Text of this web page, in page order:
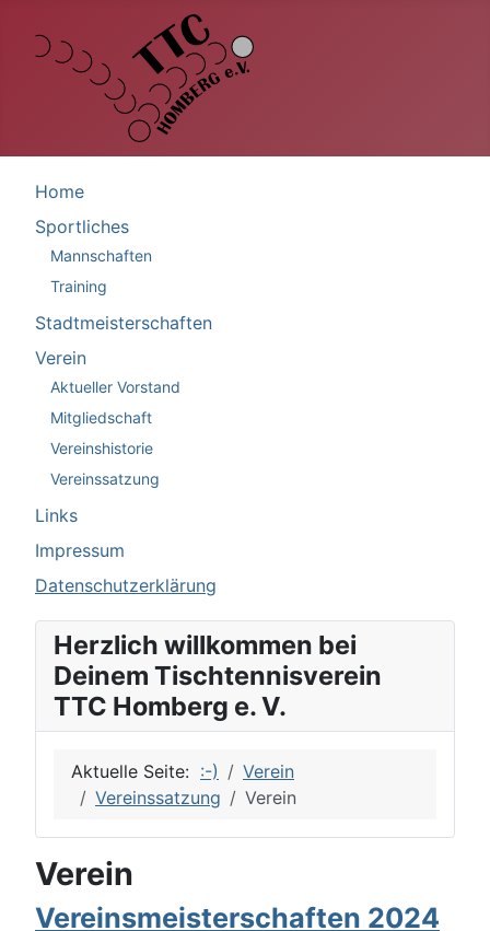
Home
Sportliches
Mannschaften
Training
Stadtmeisterschaften
Verein
Aktueller Vorstand
Mitgliedschaft
Vereinshistorie
Vereinssatzung
Links
Impressum
Datenschutzerklärung
Herzlich willkommen bei
Deinem Tischtennisverein
TTC Homberg e. V.
Aktuelle Seite: :-)
Verein
Vereinssatzung
Verein
Verein
Vereinsmeisterschaften 2024